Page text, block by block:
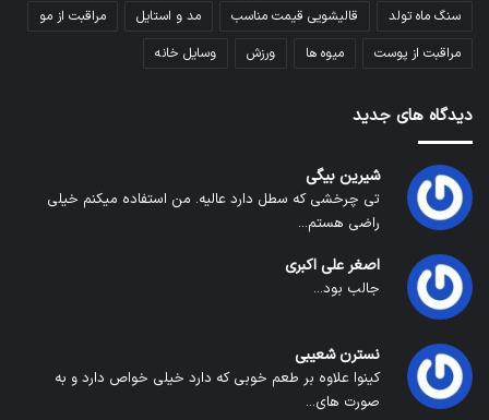
سنگ ماه تولد
قالیشویی قیمت مناسب مد و استایل
مراقبت از مو
مراقبت از پوست
میوه ها ورزش وسایل خانه
دیدگاه های جدید
شیرین بیگی
تی چرخشی که سطل دارد عالیه. من استفاده میکنم خیلی
راضی هستم...
اصغر علی اکبری
جالب بود...
نسترن شعیبی
کینوا علاوه بر طعم خوبی که دارد خیلی خواص دارد و به
صورت های...